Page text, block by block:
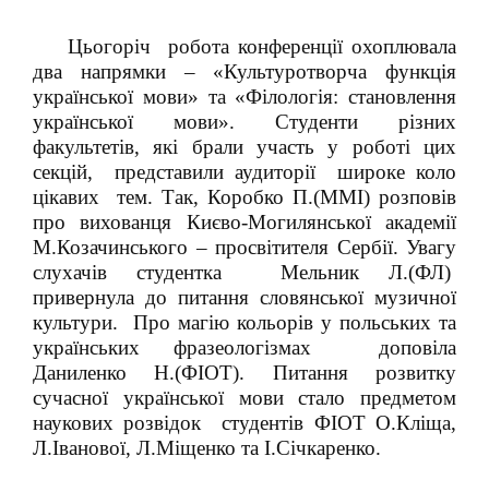
Цьогоріч робота конференції охоплювала
два напрямки – «Культуротворча функція
української мови» та «Філологія: становлення
української мови». Студенти різних
факультетів, які брали участь у роботі цих
секцій, представили аудиторії широке коло
цікавих тем. Так, Коробко П.(ММІ) розповів
про вихованця Києво-Могилянської академії
М.Козачинського – просвітителя Сербії. Увагу
слухачів студентка Мельник Л.(ФЛ)
привернула до питання словянської музичної
культури. Про магію кольорів у польських та
українських фразеологізмах доповіла
Даниленко Н.(ФІОТ). Питання розвитку
сучасної української мови стало предметом
наукових розвідок студентів ФІОТ О.Кліща,
Л.Іванової, Л.Міщенко та І.Січкаренко.